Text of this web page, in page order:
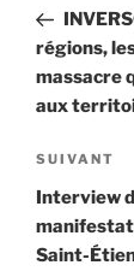
l’article
précédent
régions,
massacre
aux
Article
suivant
SUIVANT
Interview
Saint-